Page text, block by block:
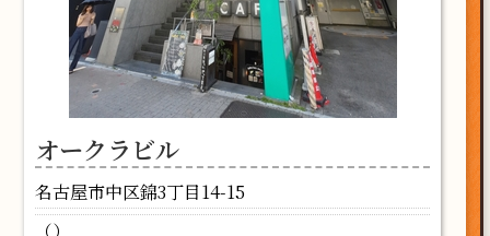
オークラビル
名古屋市中区錦3丁目14-15